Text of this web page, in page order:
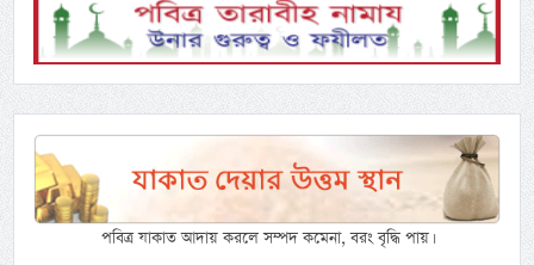
পবিত্র যাকাত আদায় করলে সম্পদ কমেনা, বরং বৃদ্ধি পায়।